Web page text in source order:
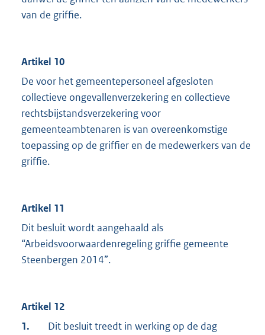
van de griffie.
Artikel 10
De voor het gemeentepersoneel afgesloten
collectieve ongevallenverzekering en collectieve
rechtsbijstandsverzekering voor
gemeenteambtenaren is van overeenkomstige
toepassing op de griffier en de medewerkers van de
griffie.
Artikel 11
Dit besluit wordt aangehaald als
“Arbeidsvoorwaardenregeling griffie gemeente
Steenbergen 2014”.
Artikel 12
1.
Dit besluit treedt in werking op de dag